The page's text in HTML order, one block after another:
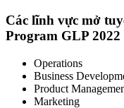
Các lĩnh vực mở
Program GLP 2022
Operations
Business
Product
Marketing